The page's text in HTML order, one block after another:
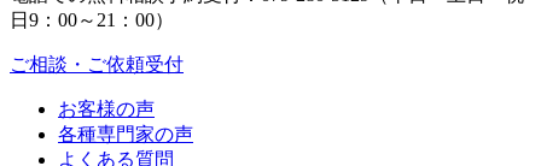
日9：00～21：00）
ご相談・ご依頼受付
お客様の声
各種専門家の声
よくある質問